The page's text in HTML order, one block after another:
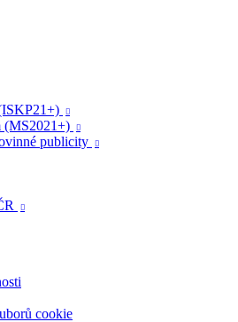

(MS2021+) 
publicity 

cookie